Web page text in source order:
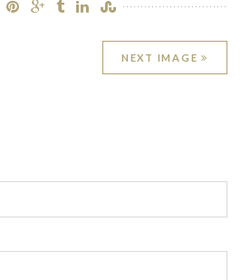
NEXT IMAGE